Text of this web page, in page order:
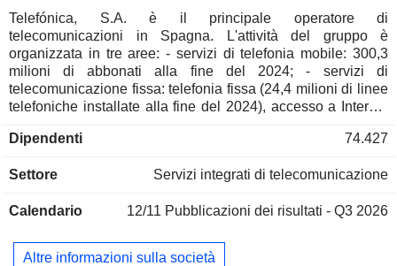
Giappone
0,01%
Hong Kong
0,01%
Paesi Bassi
0,01%
Malta
0,01%
Telefónica, S.A. è il principale operatore di
telecomunicazioni in Spagna. L'attività del gruppo è
organizzata in tre aree: - servizi di telefonia mobile: 300,3
milioni di abbonati alla fine del 2024; - servizi di
telecomunicazione fissa: telefonia fissa (24,4 milioni di linee
telefoniche installate alla fine del 2024), accesso a Internet
abbonati), ecc.; - servizi di telecomunicazioni per le imprese:
telecomunicazioni fisse (3,4 milioni di linee installate). Il
Spagna (30,9%), Brasile (23,3%), America Latina (21,9%),
Dipendenti 74.427
Settore Servizi integrati di telecomunicazione
Calendario 12/11 Pubblicazioni dei risultati - Q3 2026
Altre informazioni sulla società